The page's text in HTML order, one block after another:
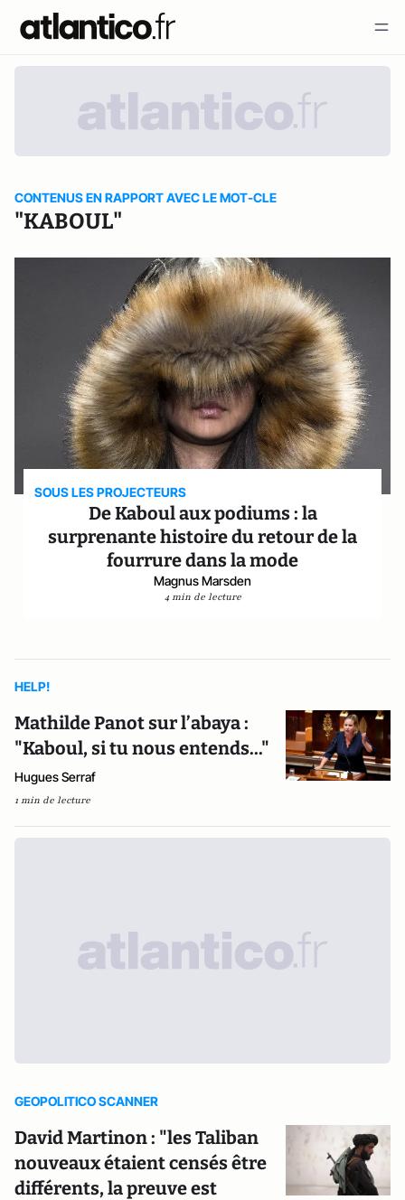
CONTENUS EN RAPPORT AVEC LE MOT-CLE
"KABOUL"
SOUS LES PROJECTEURS
De Kaboul aux podiums : la
surprenante histoire du retour de la
fourrure dans la mode
Magnus Marsden
4 min de lecture
HELP!
Mathilde Panot sur l’abaya :
"Kaboul, si tu nous entends..."
Hugues Serraf
1 min de lecture
GEOPOLITICO SCANNER
David Martinon : "les Taliban
nouveaux étaient censés être
différents, la preuve est